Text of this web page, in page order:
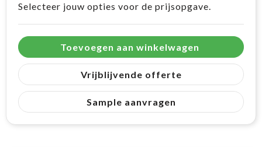
Selecteer jouw opties voor de prijsopgave.
Toevoegen aan winkelwagen
Vrijblijvende offerte
Sample aanvragen